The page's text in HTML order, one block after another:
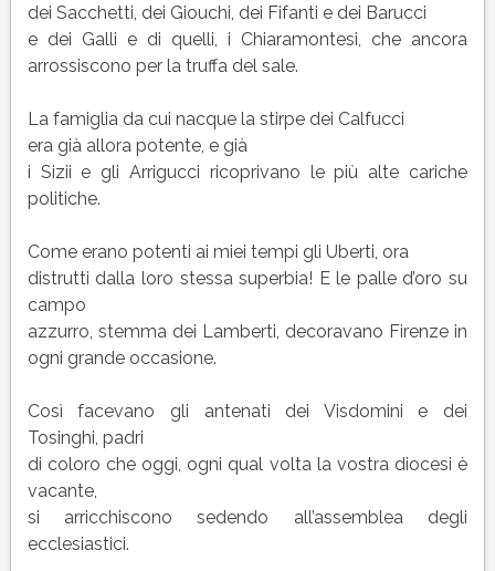
dei Sacchetti, dei Giouchi, dei Fifanti e dei Barucci
e dei Galli e di quelli, i Chiaramontesi, che ancora
arrossiscono per la truffa del sale.
La famiglia da cui nacque la stirpe dei Calfucci
era già allora potente, e già
i Sizii e gli Arrigucci ricoprivano le più alte cariche
politiche.
Come erano potenti ai miei tempi gli Uberti, ora
distrutti dalla loro stessa superbia! E le palle d’oro su
campo
azzurro, stemma dei Lamberti, decoravano Firenze in
ogni grande occasione.
Così facevano gli antenati dei Visdomini e dei
Tosinghi, padri
di coloro che oggi, ogni qual volta la vostra diocesi è
vacante,
si arricchiscono sedendo all’assemblea degli
ecclesiastici.